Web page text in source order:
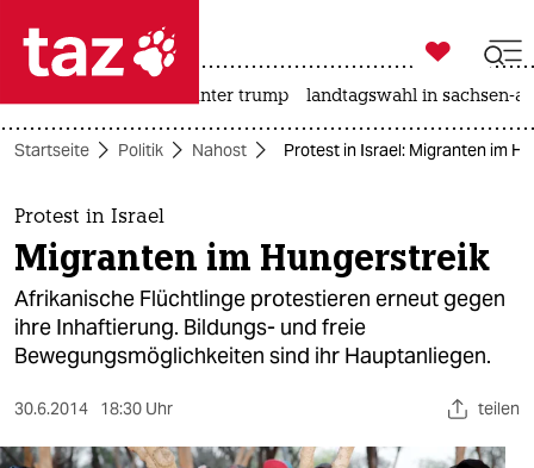
 taz zahl ich
taz zahl ich
themen
politik
öko
gesellschaft

taz zahl ich
usa unter trump landtagswahl in sachsen-
Startseite Politik Nahost Protest in Israel: Migranten im
Protest in Israel
Migranten im Hungerstreik
Afrikanische Flüchtlinge protestieren erneut gegen
ihre Inhaftierung. Bildungs- und freie
Bewegungsmöglichkeiten sind ihr Hauptanliegen.
30.6.2014 18:30 Uhr teilen